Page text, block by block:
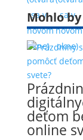
sa v
novom
okne)
sa v
novom
okne)
Mohlo
deťom
online